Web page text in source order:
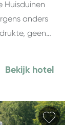
Huisduinen
anders
geen…
Bekijk hotel